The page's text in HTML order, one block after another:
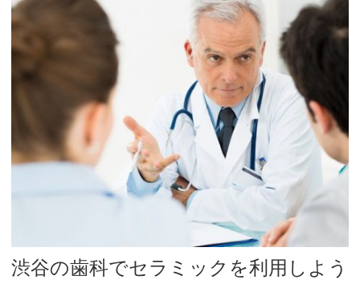
渋谷の歯科でセラミックを利用しよう